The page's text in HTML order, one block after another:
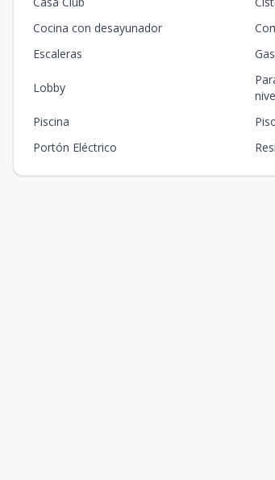
Cocina con desayunador
Escaleras
Lobby
Piscina
Portón Eléctrico